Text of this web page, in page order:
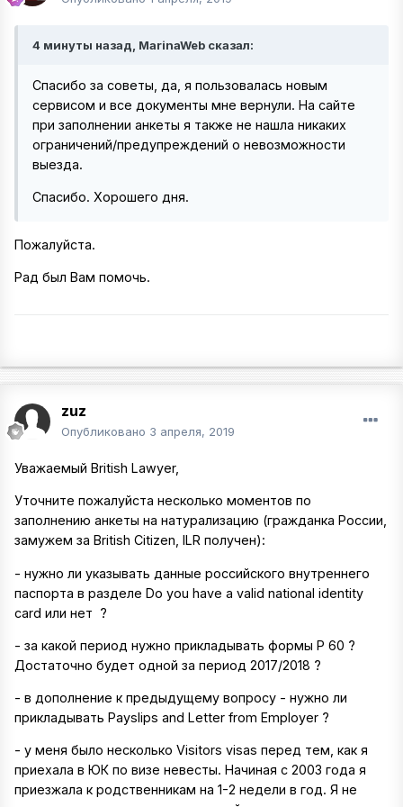
4 минуты назад, MarinaWeb сказал:
Спасибо за советы, да, я пользовалась новым
сервисом и все документы мне вернули. На сайте
при заполнении анкеты я также не нашла никаких
ограничений/предупреждений о невозможности
выезда.
Спасибо. Хорошего дня.
Пожалуйста.
Рад был Вам помочь.
zuz
Опубликовано 3 апреля, 2019
Уважаемый British Lawyer,
Уточните пожалуйста несколько моментов по
заполнению анкеты на натурализацию (гражданка России,
замужем за British Citizen, ILR получен):
- нужно ли указывать данные российского внутреннего
паспорта в разделе Do you have a valid national identity
card или нет ?
- за какой период нужно прикладывать формы P 60 ?
Достаточно будет одной за период 2017/2018 ?
- в дополнение к предыдущему вопросу - нужно ли
прикладывать Payslips and Letter from Employer ?
- у меня было несколько Visitors visas перед тем, как я
приехала в ЮК по визе невесты. Начиная с 2003 года я
приезжала к родственникам на 1-2 недели в год. Я не